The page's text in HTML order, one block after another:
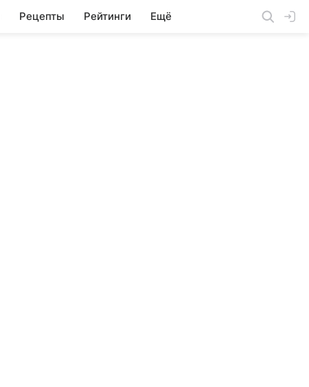
Рецепты Рейтинги Ещё